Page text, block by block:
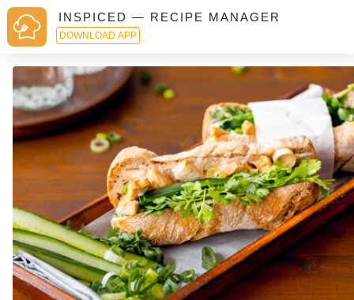
INSPICED — RECIPE MANAGER
DOWNLOAD APP